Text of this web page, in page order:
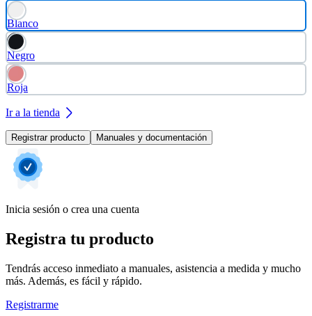
Blanco
Negro
Roja
Ir a la tienda
Registrar producto Manuales y documentación
Inicia sesión o crea una cuenta
Registra tu producto
Tendrás acceso inmediato a manuales, asistencia a medida y mucho
más. Además, es fácil y rápido.
Registrarme